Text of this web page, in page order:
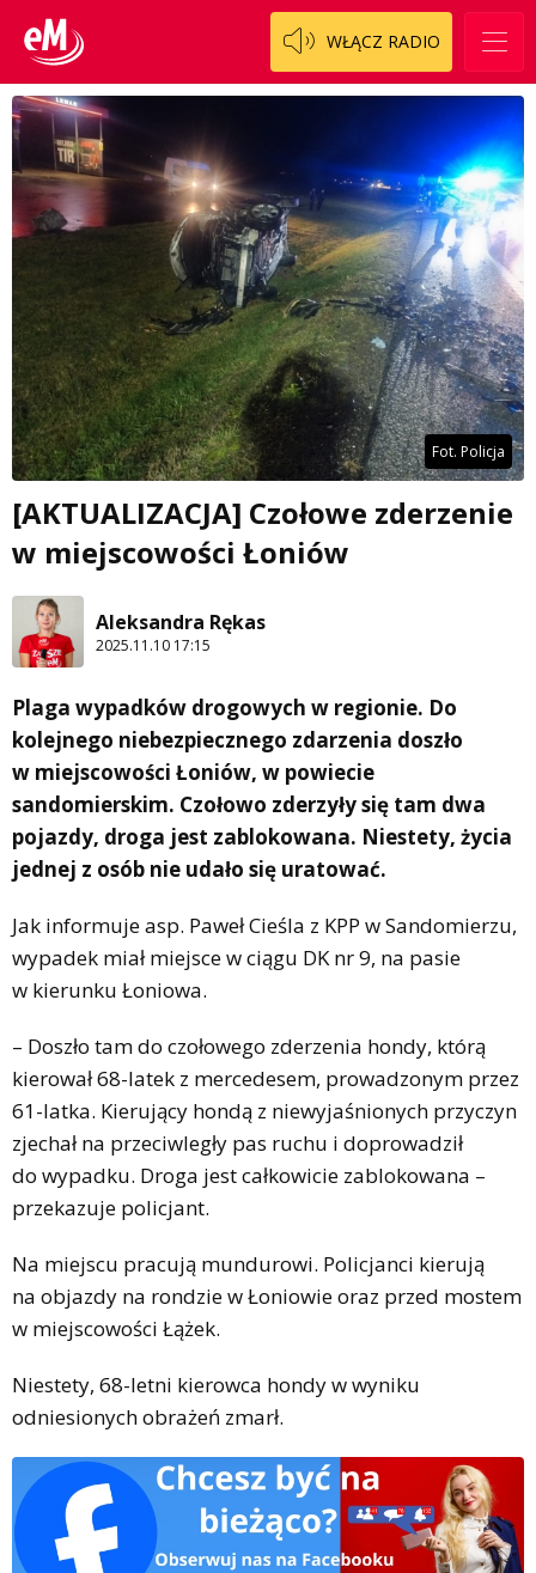
WŁĄCZ RADIO
Fot. Policja
[AKTUALIZACJA] Czołowe zderzenie
w miejscowości Łoniów
Aleksandra Rękas
2025.11.10 17:15
Plaga wypadków drogowych w regionie. Do
kolejnego niebezpiecznego zdarzenia doszło
w miejscowości Łoniów, w powiecie
sandomierskim. Czołowo zderzyły się tam dwa
pojazdy, droga jest zablokowana. Niestety, życia
jednej z osób nie udało się uratować.
Jak informuje asp. Paweł Cieśla z KPP w Sandomierzu,
wypadek miał miejsce w ciągu DK nr 9, na pasie
w kierunku Łoniowa.
– Doszło tam do czołowego zderzenia hondy, którą
kierował 68-latek z mercedesem, prowadzonym przez
61-latka. Kierujący hondą z niewyjaśnionych przyczyn
zjechał na przeciwległy pas ruchu i doprowadził
do wypadku. Droga jest całkowicie zablokowana –
przekazuje policjant.
Na miejscu pracują mundurowi. Policjanci kierują
na objazdy na rondzie w Łoniowie oraz przed mostem
w miejscowości Łążek.
Niestety, 68-letni kierowca hondy w wyniku
odniesionych obrażeń zmarł.